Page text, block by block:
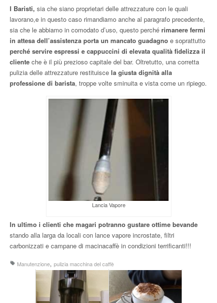
I Baristi, sia che siano proprietari delle attrezzature con le quali
lavorano,e in questo caso rimandiamo anche al paragrafo precedente,
sia che le abbiamo in comodato d’uso, questo perché rimanere fermi
in attesa dell’assistenza porta un mancato guadagno e soprattutto
perché servire espressi e cappuccini di elevata qualità fidelizza il
cliente che è il più prezioso capitale del bar. Oltretutto, una corretta
pulizia delle attrezzature restituisce la giusta dignità alla
professione di barista, troppe volte sminuita e vista come un ripiego.
Lancia Vapore
In ultimo i clienti che magari potranno gustare ottime bevande
stando alla larga da locali con lance vapore incrostate, filtri
carbonizzati e campane di macinacaffè in condizioni terrificanti!!!
Manutenzione, pulizia macchina del caffè